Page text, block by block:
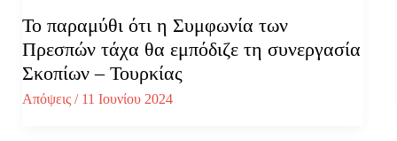
Το παραμύθι ότι η Συμφωνία των
Πρεσπών τάχα θα εμπόδιζε τη συνεργασία
Σκοπίων – Τουρκίας
Απόψεις/ 11 Ιουνίου 2024